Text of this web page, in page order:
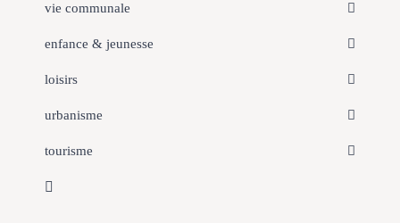
vie communale
enfance & jeunesse
loisirs
urbanisme
tourisme